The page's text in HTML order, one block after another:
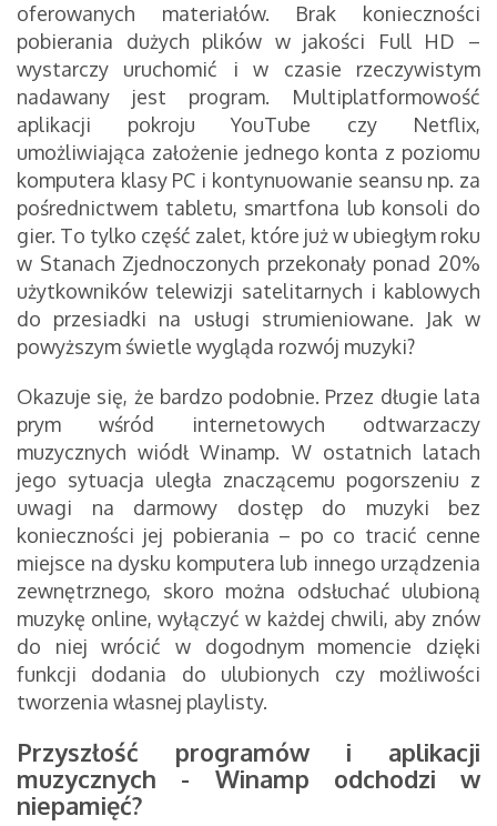
oferowanych materiałów. Brak konieczności
pobierania dużych plików w jakości Full HD –
wystarczy uruchomić i w czasie rzeczywistym
nadawany jest program. Multiplatformowość
aplikacji pokroju YouTube czy Netflix,
umożliwiająca założenie jednego konta z poziomu
komputera klasy PC i kontynuowanie seansu np. za
pośrednictwem tabletu, smartfona lub konsoli do
gier. To tylko część zalet, które już w ubiegłym roku
w Stanach Zjednoczonych przekonały ponad 20%
użytkowników telewizji satelitarnych i kablowych
do przesiadki na usługi strumieniowane. Jak w
powyższym świetle wygląda rozwój muzyki?
Okazuje się, że bardzo podobnie. Przez długie lata
prym wśród internetowych odtwarzaczy
muzycznych wiódł Winamp. W ostatnich latach
jego sytuacja uległa znaczącemu pogorszeniu z
uwagi na darmowy dostęp do muzyki bez
konieczności jej pobierania – po co tracić cenne
miejsce na dysku komputera lub innego urządzenia
zewnętrznego, skoro można odsłuchać ulubioną
muzykę online, wyłączyć w każdej chwili, aby znów
do niej wrócić w dogodnym momencie dzięki
funkcji dodania do ulubionych czy możliwości
tworzenia własnej playlisty.
Przyszłość programów i aplikacji
muzycznych - Winamp odchodzi w
niepamięć?